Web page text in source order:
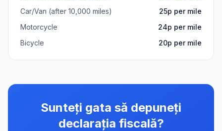
Car/Van (after 10,000 miles)
25p per mile
Motorcycle
24p per mile
Bicycle
20p per mile
Sunteți gata să depuneți
declarația fiscală?